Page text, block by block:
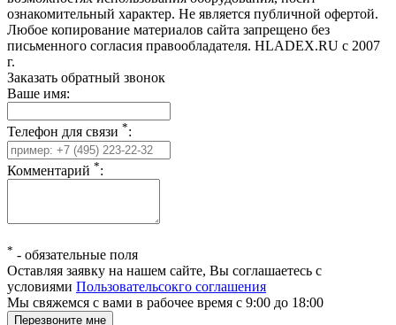
ознакомительный характер. Не является публичной офертой.
Любое копирование материалов сайта запрещено без
письменного согласия правообладателя. HLADEX.RU c 2007
г.
Заказать обратный звонок
Ваше имя:
Телефон для связи *:
Комментарий *:
* - обязательные поля
Оставляя заявку на нашем сайте, Вы соглашаетесь с
условиями Пользовательсокго соглашения
Мы свяжемся с вами в рабочее время с 9:00 до 18:00